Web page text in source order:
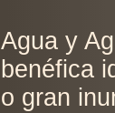
Agua y
benéfica
o gran